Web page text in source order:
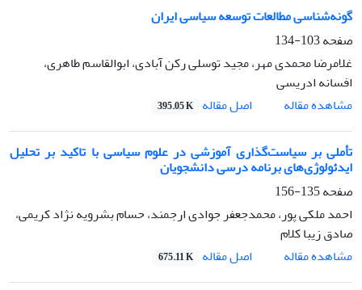
گونه‌شناسی مطالعات توسعه سیاسی ایران
صفحه103-134
غلامرضا محمدی مهر، مجید توسلی رکن آبادی، ابوالقاسم طاهری،
افسانه ادریسی
مشاهده مقاله
اصل مقاله 395.05 K
تأملی بر سیاست‌گذاری آموزشی در علوم سیاسی با تاکید بر تحلیل
ایدئولوژی‌های برنامه درسی دانشجویان
صفحه135-156
احمد ملکی پور، محمدجعفر جوادی ارجمند، حسام بشرویه نژاد کریمی،
صادق زیبا کلام
مشاهده مقاله
اصل مقاله 675.11 K